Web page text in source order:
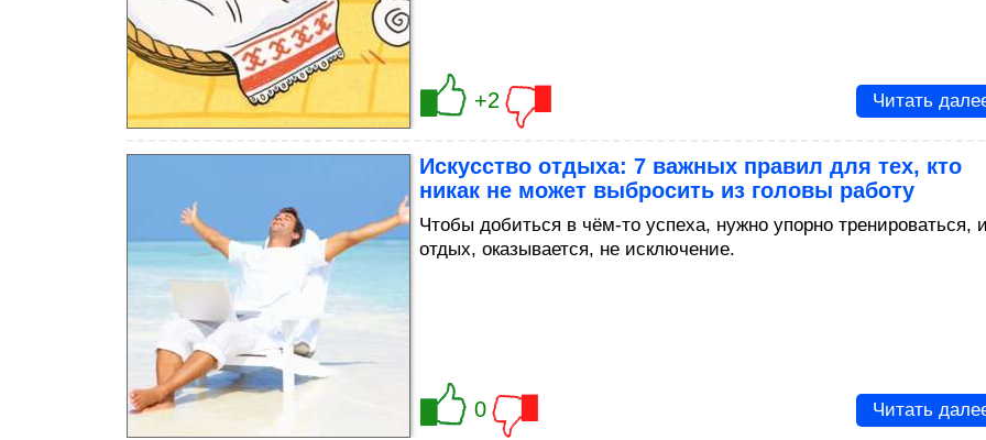
+2 Читать
Искусство отдыха: 7 важных правил для тех, кто
никак не может выбросить из головы работу
Чтобы добиться в чём-то успеха, нужно упорно тренироваться,
отдых, оказывается, не исключение.
0 Читать